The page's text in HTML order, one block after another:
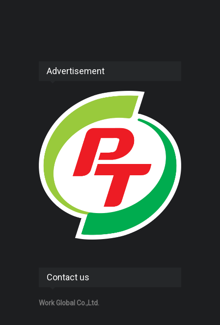
Advertisement
Contact us
Work Global Co.,Ltd.